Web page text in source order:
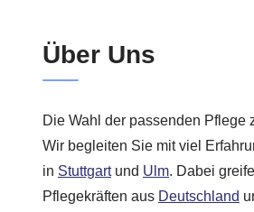
Über Uns
Die Wahl der passenden Pflege
Wir begleiten Sie mit viel
in Stuttgartund Ulm. Dabei
Pflegekräften aus Deutschland